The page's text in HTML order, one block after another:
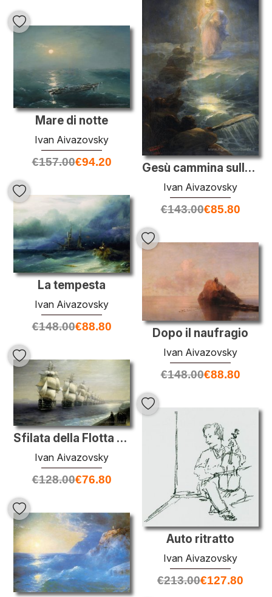
Gesù cammina sulle acque
Ivan Aivazovsky
€143.00€85.80
Mare di notte
Ivan Aivazovsky
€157.00€94.20
La tempesta
Ivan Aivazovsky
€148.00€88.80 Dopo il naufragio
Ivan Aivazovsky
€148.00€88.80
Sfilata della Flotta del Mar Nero
Ivan Aivazovsky
€128.00€76.80
Auto ritratto
Ivan Aivazovsky
€213.00€127.80